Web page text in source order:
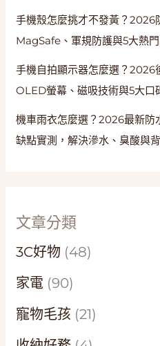
手機殼怎麼挑才不發黃？2026
MagSafe、軍規防護與5大熱
手機自拍顯示器怎麼選？2026
OLED螢幕、磁吸技術與5大口
機車雨衣怎麼選？2026最新防
缺點實測，解決滲水、臭酸與
文章分類
3C好物 (48)
家電 (90)
寵物毛孩 (21)